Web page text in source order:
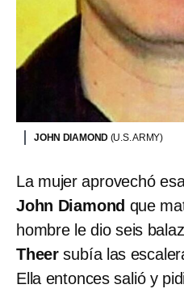
JOHN DIAMOND (U.S. ARMY)
La mujer aprovechó
John Diamond que
hombre le dio seis
Theer subía las
Ella entonces salió y